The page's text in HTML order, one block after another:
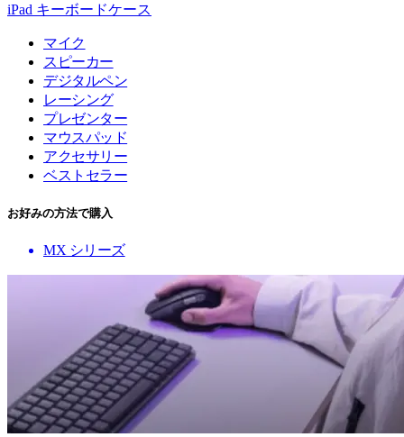
iPad キーボードケース
マイク
スピーカー
デジタルペン
レーシング
プレゼンター
マウスパッド
アクセサリー
ベストセラー
お好みの方法で購入
MX シリーズ